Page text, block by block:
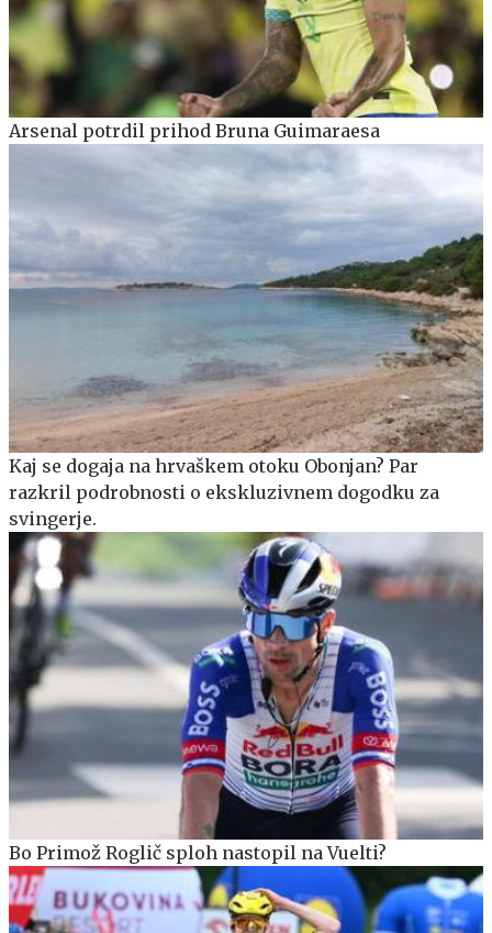
Arsenal potrdil prihod Bruna Guimaraesa
Kaj se dogaja na hrvaškem otoku Obonjan? Par
razkril podrobnosti o ekskluzivnem dogodku za
svingerje.
Bo Primož Roglič sploh nastopil na Vuelti?